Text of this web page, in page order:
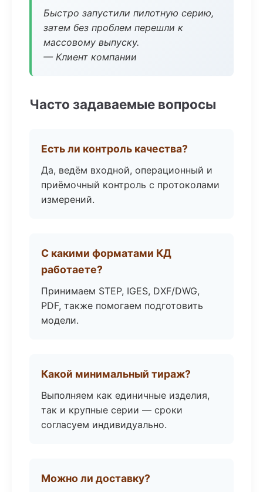
Быстро запустили пилотную серию,
затем без проблем перешли к
массовому выпуску.
— Клиент компании
Часто задаваемые вопросы
Есть ли контроль качества?
Да, ведём входной, операционный и
приёмочный контроль с протоколами
измерений.
С какими форматами КД
работаете?
Принимаем STEP, IGES, DXF/DWG,
PDF, также помогаем подготовить
модели.
Какой минимальный тираж?
Выполняем как единичные изделия,
так и крупные серии — сроки
согласуем индивидуально.
Можно ли доставку?